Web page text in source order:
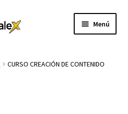
Menú
CURSO CREACIÓN DE CONTENIDO